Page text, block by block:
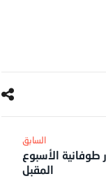
طوفانية الأسبوع
المقبل